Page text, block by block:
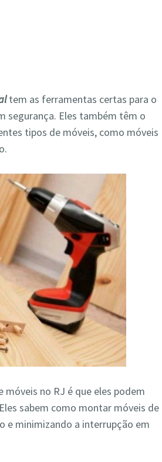
tem as ferramentas certas para o
segurança. Eles também têm o
tipos de móveis, como móveis
no RJ é que eles podem
sabem como montar móveis de
e minimizando a interrupção em